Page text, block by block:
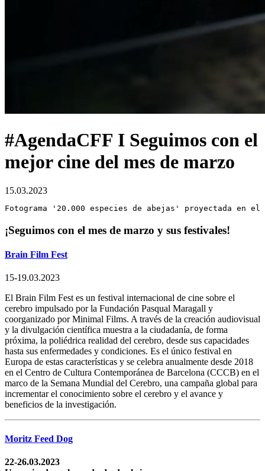
#AgendaCFF I Seguimos con el
mejor cine del mes de marzo
15.03.2023
Fotograma '20.000 especies de abejas' proyectada en
¡Seguimos con el mes de marzo y sus festivales!
Brain Film Fest
15-19.03.2023
​​El Brain Film Fest es un festival internacional de cine sobre el
cerebro impulsado por la Fundación Pasqual Maragall y
coorganizado por Minimal Films. A través de la creación audiovisual
y la divulgación científica muestra a la ciudadanía, de forma
próxima, la poliédrica realidad del cerebro, desde sus capacidades
hasta sus enfermedades y condiciones. Es el único festival en
Europa de estas características y se celebra anualmente desde 2018
en el Centro de Cultura Contemporánea de Barcelona (CCCB) en el
marco de la Semana Mundial del Cerebro, una campaña global para
incrementar el conocimiento sobre el cerebro y el avance y
beneficios de la investigación.
Moritz Feed Dog
22-26.03.2023